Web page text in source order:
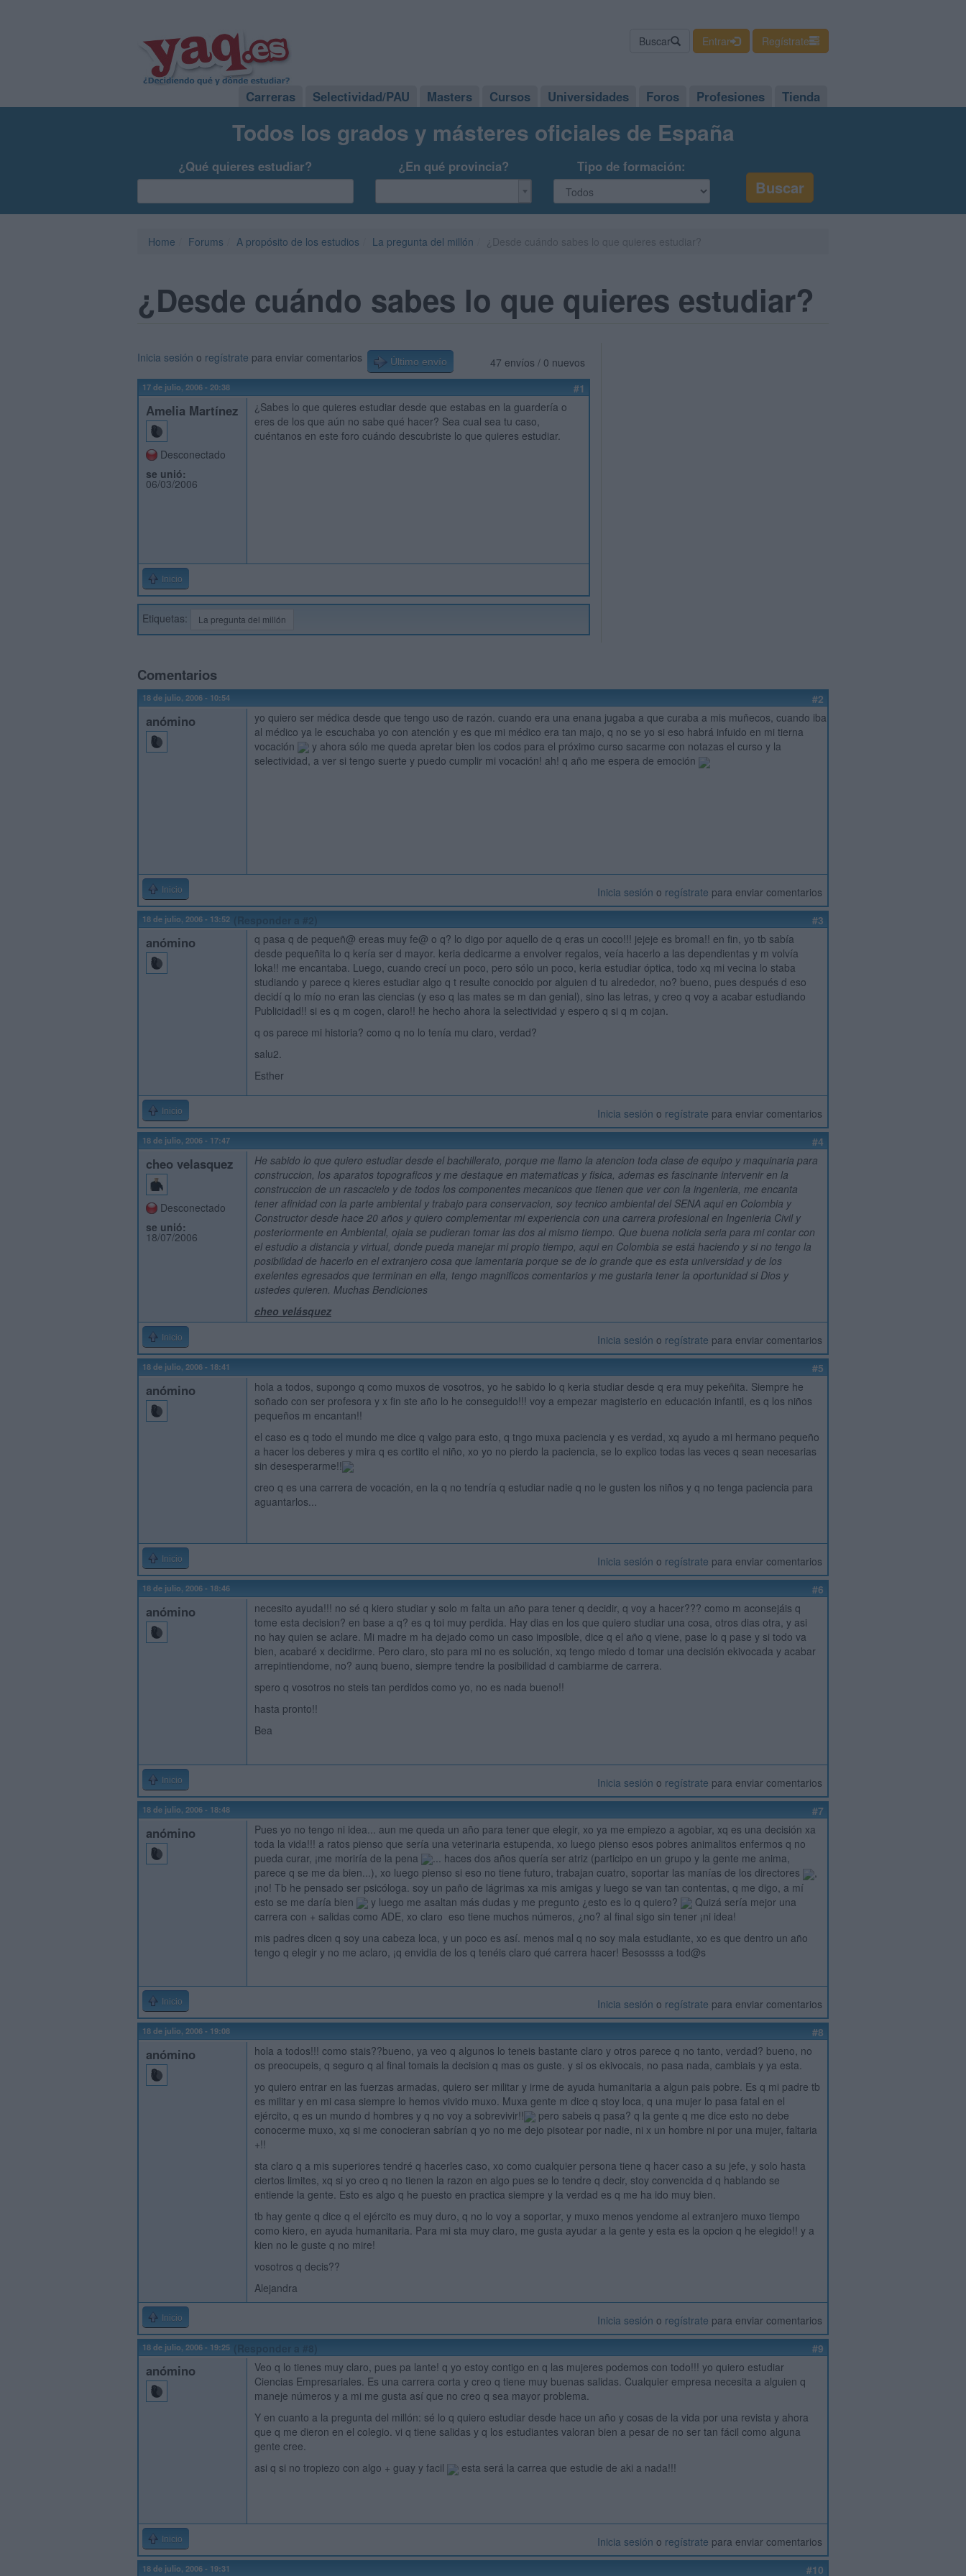
Buscar Entrar Regístrate
Carreras Selectividad/PAU Masters Cursos Universidades Foros Profesiones Tienda
Todos los grados y másteres oficiales de España
¿Qué quieres estudiar? ¿En qué provincia? Tipo de formación:
Home Forums A propósito de los estudios La pregunta del millón
¿Desde cuándo sabes lo que quieres estudiar?
47 envíos / 0 nuevos
Inicia sesión o regístrate para enviar comentarios Último envío
17 de julio, 2006 - 20:38 #1
Amelia Martínez
Desconectado
se unió:
06/03/2006
¿Sabes lo que quieres estudiar desde que estabas en la guardería o
eres de los que aún no sabe qué hacer? Sea cual sea tu caso,
cuéntanos en este foro cuándo descubriste lo que quieres estudiar.
Inicio
Etiquetas: La pregunta del millón
Comentarios
18 de julio, 2006 - 10:54 #2
anómino
yo quiero ser médica desde que tengo uso de razón. cuando era una enana jugaba a que curaba a mis muñecos, cuando iba
al médico ya le escuchaba yo con atención y es que mi médico era tan majo, q no se yo si eso habrá infuido en mi tierna
vocación
y ahora sólo me queda apretar bien los codos para el próximo curso sacarme con notazas el curso y la
selectividad, a ver si tengo suerte y puedo cumplir mi vocación! ah! q año me espera de emoción
Inicio Inicia sesión o regístrate para enviar comentarios
18 de julio, 2006 - 13:52 #3
anómino
q pasa q de pequeñ@ ereas muy fe@ o q? lo digo por aquello de q eras un coco!!! jejeje es broma!! en fin, yo tb sabía
desde pequeñita lo q kería ser d mayor. keria dedicarme a envolver regalos, veía hacerlo a las dependientas y m volvía
loka!! me encantaba. Luego, cuando crecí un poco, pero sólo un poco, keria estudiar óptica, todo xq mi vecina lo staba
studiando y parece q kieres estudiar algo q t resulte conocido por alguien d tu alrededor, no? bueno, pues después d eso
decidí q lo mío no eran las ciencias (y eso q las mates se m dan genial), sino las letras, y creo q voy a acabar estudiando
Publicidad!! si es q m cogen, claro!! he hecho ahora la selectividad y espero q si q m cojan.
q os parece mi historia? como q no lo tenía mu claro, verdad?
salu2.
Esther
Inicio Inicia sesión o regístrate para enviar comentarios
18 de julio, 2006 - 17:47 #4
cheo velasquez
Desconectado
se unió:
18/07/2006
He sabido lo que quiero estudiar desde el bachillerato, porque me llamo la atencion toda clase de equipo y maquinaria para
construccion, los aparatos topograficos y me destaque en matematicas y fisica, ademas es fascinante intervenir en la
construccion de un rascacielo y de todos los componentes mecanicos que tienen que ver con la ingenieria, me encanta
tener afinidad con la parte ambiental y trabajo para conservacion, soy tecnico ambiental del SENA aqui en Colombia y
Constructor desde hace 20 años y quiero complementar mi experiencia con una carrera profesional en Ingenieria Civil y
posteriormente en Ambiental, ojala se pudieran tomar las dos al mismo tiempo. Que buena noticia seria para mi contar con
el estudio a distancia y virtual, donde pueda manejar mi propio tiempo, aqui en Colombia se está haciendo y si no tengo la
posibilidad de hacerlo en el extranjero cosa que lamentaria porque se de lo grande que es esta universidad y de los
exelentes egresados que terminan en ella, tengo magnificos comentarios y me gustaria tener la oportunidad si Dios y
ustedes quieren. Muchas Bendiciones
cheo velásquez
Inicio Inicia sesión o regístrate para enviar comentarios
18 de julio, 2006 - 18:41 #5
anómino
hola a todos, supongo q como muxos de vosotros, yo he sabido lo q keria studiar desde q era muy pekeñita. Siempre he
soñado con ser profesora y x fin ste año lo he conseguido!!! voy a empezar magisterio en educación infantil, es q los niños
pequeños m encantan!!
el caso es q todo el mundo me dice q valgo para esto, q tngo muxa paciencia y es verdad, xq ayudo a mi hermano pequeño
a hacer los deberes y mira q es cortito el niño, xo yo no pierdo la paciencia, se lo explico todas las veces q sean necesarias
sin desesperarme!!
creo q es una carrera de vocación, en la q no tendría q estudiar nadie q no le gusten los niños y q no tenga paciencia para
aguantarlos...
Inicio Inicia sesión o regístrate para enviar comentarios
18 de julio, 2006 - 18:46 #6
anómino
necesito ayuda!!! no sé q kiero studiar y solo m falta un año para tener q decidir, q voy a hacer??? como m aconsejáis q
tome esta decision? en base a q? es q toi muy perdida. Hay dias en los que quiero studiar una cosa, otros dias otra, y asi
no hay quien se aclare. Mi madre m ha dejado como un caso imposible, dice q el año q viene, pase lo q pase y si todo va
bien, acabaré x decidirme. Pero claro, sto para mi no es solución, xq tengo miedo d tomar una decisión ekivocada y acabar
arrepintiendome, no? aunq bueno, siempre tendre la posibilidad d cambiarme de carrera.
spero q vosotros no steis tan perdidos como yo, no es nada bueno!!
hasta pronto!!
Bea
Inicio Inicia sesión o regístrate para enviar comentarios
18 de julio, 2006 - 18:48 #7
anómino
Pues yo no tengo ni idea... aun me queda un año para tener que elegir, xo ya me empiezo a agobiar, xq es una decisión xa
toda la vida!!! a ratos pienso que sería una veterinaria estupenda, xo luego pienso esos pobres animalitos enfermos q no
pueda curar, ¡me moriría de la pena
... haces dos años quería ser atriz (participo en un grupo y la gente me anima,
parece q se me da bien...), xo luego pienso si eso no tiene futuro, trabajan cuatro, soportar las manías de los directores
,
¡no! Tb he pensado ser psicóloga. soy un paño de lágrimas xa mis amigas y luego se van tan contentas, q me digo, a mí
esto se me daría bien
y luego me asaltan más dudas y me pregunto ¿esto es lo q quiero?
Quizá sería mejor una
carrera con + salidas como ADE, xo claro eso tiene muchos números, ¿no? al final sigo sin tener ¡ni idea!
mis padres dicen q soy una cabeza loca, y un poco es así. menos mal q no soy mala estudiante, xo es que dentro un año
tengo q elegir y no me aclaro, ¡q envidia de los q tenéis claro qué carrera hacer! Besossss a tod@s
Inicio Inicia sesión o regístrate para enviar comentarios
18 de julio, 2006 - 19:08 #8
anómino
hola a todos!!! como stais??bueno, ya veo q algunos lo teneis bastante claro y otros parece q no tanto, verdad? bueno, no
os preocupeis, q seguro q al final tomais la decision q mas os guste. y si os ekivocais, no pasa nada, cambiais y ya esta.
yo quiero entrar en las fuerzas armadas, quiero ser militar y irme de ayuda humanitaria a algun pais pobre. Es q mi padre tb
es militar y en mi casa siempre lo hemos vivido muxo. Muxa gente m dice q stoy loca, q una mujer lo pasa fatal en el
ejército, q es un mundo d hombres y q no voy a sobrevivir!!
pero sabeis q pasa? q la gente q me dice esto no debe
conocerme muxo, xq si me conocieran sabrían q yo no me dejo pisotear por nadie, ni x un hombre ni por una mujer, faltaria
+!!
sta claro q a mis superiores tendré q hacerles caso, xo como cualquier persona tiene q hacer caso a su jefe, y solo hasta
ciertos limites, xq si yo creo q no tienen la razon en algo pues se lo tendre q decir, stoy convencida d q hablando se
entiende la gente. Esto es algo q he puesto en practica siempre y la verdad es q me ha ido muy bien.
tb hay gente q dice q el ejército es muy duro, q no lo voy a soportar, y muxo menos yendome al extranjero muxo tiempo
como kiero, en ayuda humanitaria. Para mi sta muy claro, me gusta ayudar a la gente y esta es la opcion q he elegido!! y a
kien no le guste q no mire!
vosotros q decis??
Alejandra
Inicio Inicia sesión o regístrate para enviar comentarios
18 de julio, 2006 - 19:25 #9
anómino
Veo q lo tienes muy claro, pues pa lante! q yo estoy contigo en q las mujeres podemos con todo!!! yo quiero estudiar
Ciencias Empresariales. Es una carrera corta y creo q tiene muy buenas salidas. Cualquier empresa necesita a alguien q
maneje números y a mi me gusta así que no creo q sea mayor problema.
Y en cuanto a la pregunta del millón: sé lo q quiero estudiar desde hace un año y cosas de la vida por una revista y ahora
que q me dieron en el colegio. vi q tiene salidas y q los estudiantes valoran bien a pesar de no ser tan fácil como alguna
gente cree.
asi q si no tropiezo con algo + guay y facil
esta será la carrea que estudie de aki a nada!!!
Inicio Inicia sesión o regístrate para enviar comentarios
18 de julio, 2006 - 19:31 #10